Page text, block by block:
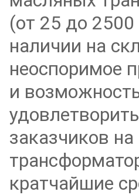
(от 25 до
наличии на
неоспоримое
и
заказчиков
кратчайшие